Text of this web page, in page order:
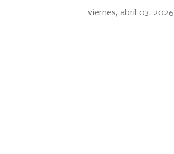
viernes, abril 03, 2026